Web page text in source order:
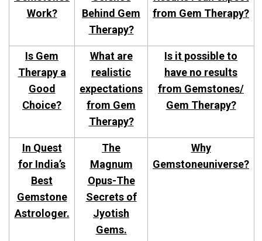
Work?
Behind Gem
Therapy?
from Gem Therapy?
Is Gem
Therapy a
Good
Choice?
What are
realistic
expectations
from Gem
Therapy?
Is it possible to
have no results
from Gemstones/
Gem Therapy?
In Quest
for India’s
Best
Gemstone
Astrologer.
The
Magnum
Opus-The
Secrets of
Jyotish
Gems.
Why
Gemstoneuniverse?